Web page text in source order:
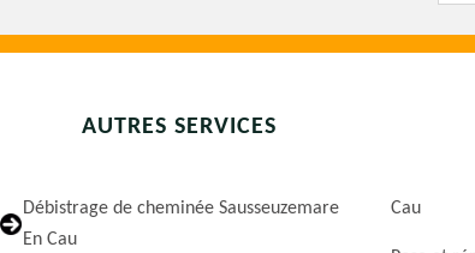
AUTRES SERVICES
Débistrage de cheminée Sausseuzemare
En Cau
Cau